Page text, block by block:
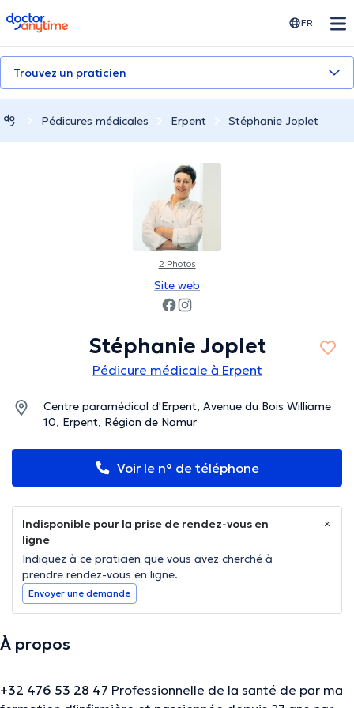
doctoranytime FR
Trouvez un praticien
Pédicures médicales Erpent Stéphanie Joplet
2 Photos
Site web
Stéphanie Joplet
Pédicure médicale à Erpent
Centre paramédical d'Erpent, Avenue du Bois Williame
10, Erpent, Région de Namur
Voir le n° de téléphone
Indisponible pour la prise de rendez-vous en
ligne
Indiquez à ce praticien que vous avez cherché à
prendre rendez-vous en ligne.
Envoyer une demande
À propos
+32 476 53 28 47